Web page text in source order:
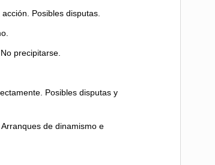
Posibles disputas.
precipitarse.
Posibles disputas y
de dinamismo e